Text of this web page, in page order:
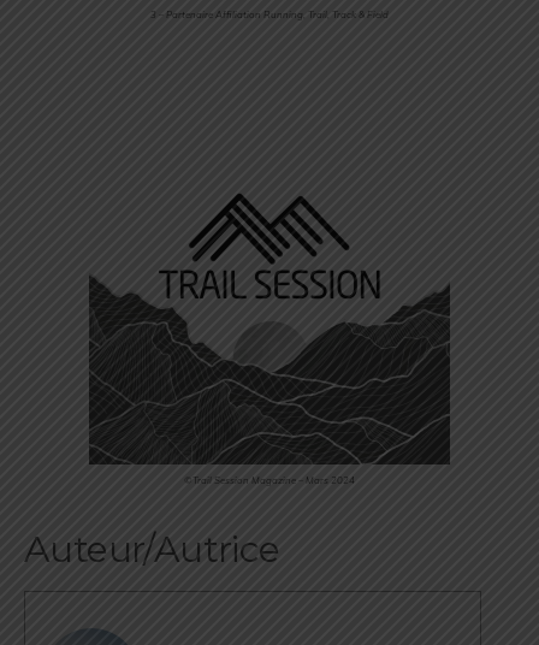
3 – Partenaire Affiliation Running, Trail, Track & Field
©Trail Session Magazine – Mars 2024
Auteur/Autrice